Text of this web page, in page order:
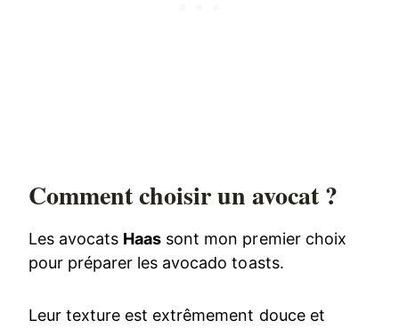
Comment choisir un avocat ?
Les avocats Haas sont mon premier choix
pour préparer les avocado toasts.
Leur texture est extrêmement douce et